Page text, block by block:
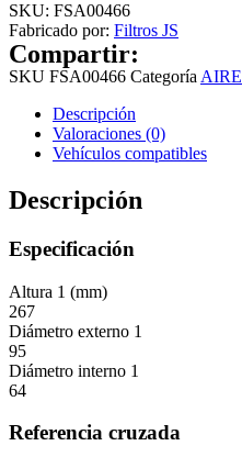
SKU: FSA00466
Fabricado por: Filtros JS
Compartir:
SKU FSA00466 Categoría AIRE
Descripción
Valoraciones (0)
Vehículos compatibles
Descripción
Especificación
Altura 1 (mm)
267
Diámetro externo 1
95
Diámetro interno 1
64
Referencia cruzada